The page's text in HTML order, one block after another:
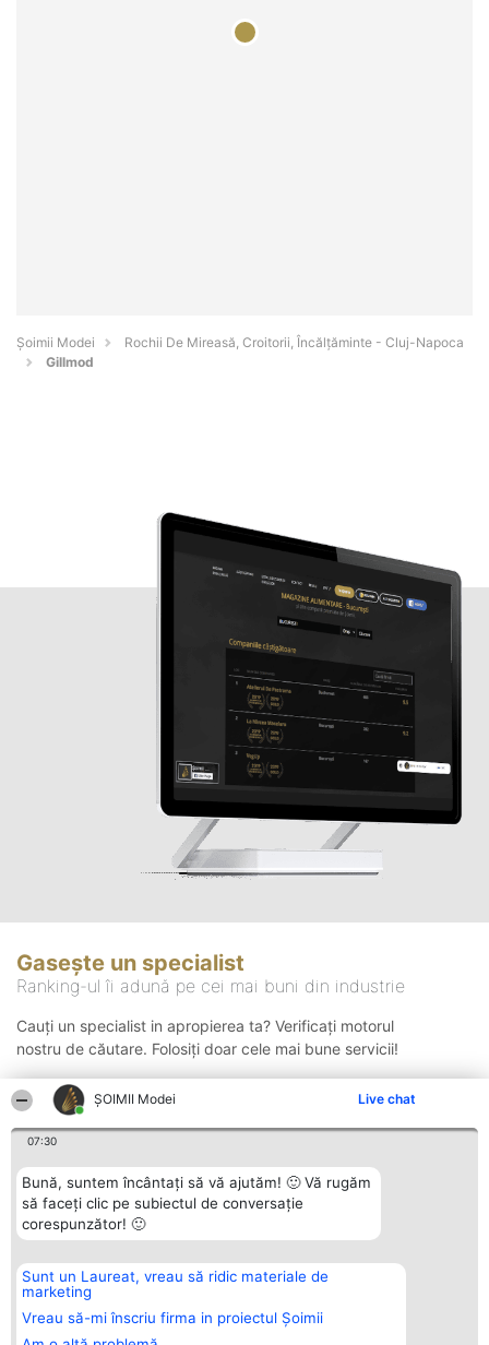
ȘOIMII Modei Live chat
07:30
Bună, suntem încântați să vă ajutăm! 🙂 Vă rugăm
să faceți clic pe subiectul de conversație
corespunzător! 🙂
Sunt un Laureat, vreau să ridic materiale de
marketing
Vreau să-mi înscriu firma in proiectul Șoimii
Șoimii Modei
Rochii De Mireasă, Croitorii, Încălțăminte - Cluj-Napoca
Gillmod
Gasește un specialist
Ranking-ul îi adună pe cei mai buni din industrie
Cauți un specialist in apropierea ta? Verificați motorul
nostru de căutare. Folosiți doar cele mai bune servicii!
Organizator Ranking
BRIGHT SOLUTIONS BR SRL
Aleea Timisul De Sus 2 Bl. A30
Sc. A Et. 4 Ap. 13 Cod 061952
Plebiscyt
Lista Tuturor
Laureaților
Contact